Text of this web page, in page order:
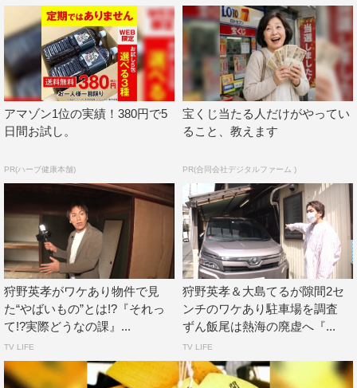
沸騰中の回転スイーツ食べ放題店「MAISON ABLE Cafe
RonRon」で「回転スイーツを食べる数日本一」に挑戦。
制限時間は40分間で、110皿という最高記録の更新を狙
う。さらに「釣り堀で釣った魚の種類日本一」を懸け、50
種類の魚が放たれた釣り堀で“10種類以上”の釣果を目指
す。
『それって!?実際どうなの課』
日本テレビ系
2020年9月9日（水）後11・59～深0・54
MC：生瀬勝久
出演：博多華丸・大吉、森川葵、大島美幸（森三中）、関
太（タイムマシーン３号）、狩野英孝
web
アマゾン1位の実績！380円で5
日間お試し。
PR(ハーブ健康本舗)
宝くじ当たる人だけがやってい
ること、教えます
PR(合同会社デジタルファーム )
狩野英孝がワケあり物件で見
た“やばいもの”とは!?『それっ
て!?実際どうなの課』...
TV LIFE
狩野英孝＆大島てるが隙間2セ
ンチのワケあり駐車場を調査
ずん飯尾は熱海の廃虚へ『...
TV LIFE